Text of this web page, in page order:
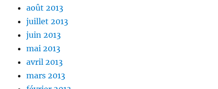
août 2013
juillet 2013
juin 2013
mai 2013
avril 2013
mars 2013